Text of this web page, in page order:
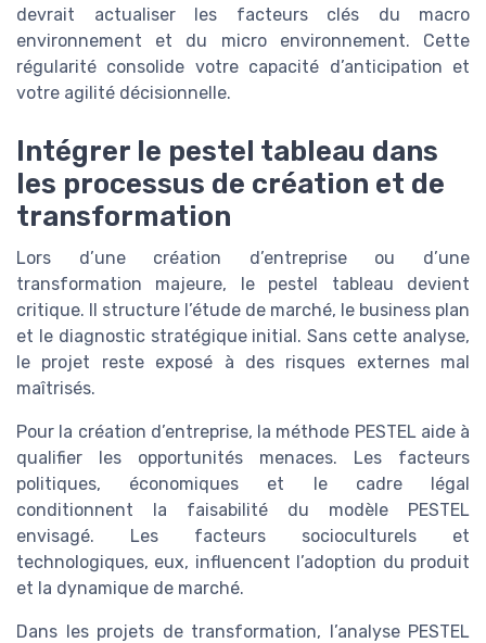
devrait actualiser les facteurs clés du macro
environnement et du micro environnement. Cette
régularité consolide votre capacité d’anticipation et
votre agilité décisionnelle.
Intégrer le pestel tableau dans
les processus de création et de
transformation
Lors d’une création d’entreprise ou d’une
transformation majeure, le pestel tableau devient
critique. Il structure l’étude de marché, le business plan
et le diagnostic stratégique initial. Sans cette analyse,
le projet reste exposé à des risques externes mal
maîtrisés.
Pour la création d’entreprise, la méthode PESTEL aide à
qualifier les opportunités menaces. Les facteurs
politiques, économiques et le cadre légal
conditionnent la faisabilité du modèle PESTEL
envisagé. Les facteurs socioculturels et
technologiques, eux, influencent l’adoption du produit
et la dynamique de marché.
Dans les projets de transformation, l’analyse PESTEL